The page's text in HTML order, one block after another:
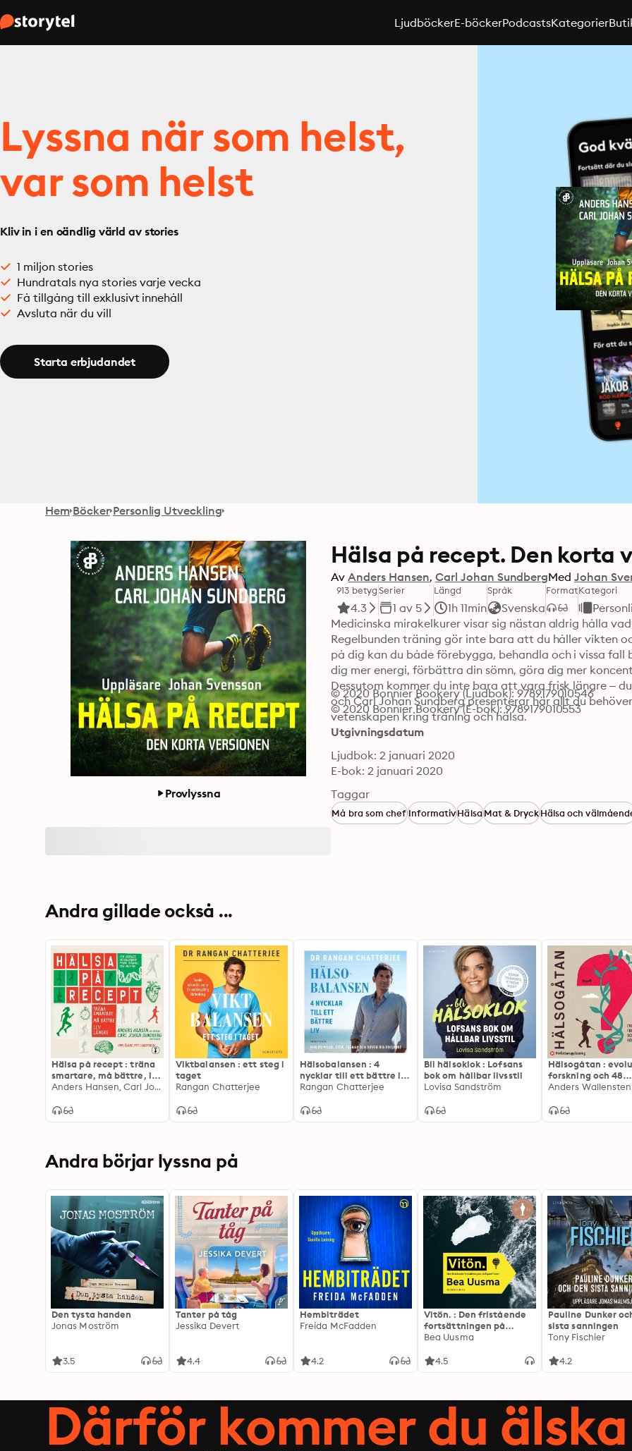
LjudböckerE-böckerPodcastsKategorier
Lyssna när som helst,
var som helst
Kliv in i en oändlig värld av stories
1 miljon stories
Hundratals nya stories varje vecka
Få tillgång till exklusivt innehåll
Avsluta när du vill
Starta erbjudandet
Hem Böcker Personlig Utveckling
Provlyssna
Hälsa på recept. Den korta
Av Anders Hansen Carl Johan SundbergMed Johan
913 betyg
4.3
Serier
1 av 5
Längd
1h 11min
Språk
Svenska
FormatKategori
Medicinska mirakelkurer visar sig nästan aldrig hålla
Regelbunden träning gör inte bara att du håller vikten
på dig kan du både förebygga, behandla och i vissa
dig mer energi, förbättra din sömn, göra dig mer
Dessutom kommer du inte bara att vara frisk längre –
och Carl Johan Sundberg presenterar här allt du
vetenskapen kring träning och hälsa.
© 2020 Bonnier Bookery (Ljudbok): 9789179010546
© 2020 Bonnier Bookery (E-bok): 9789179010553
Utgivningsdatum
Ljudbok: 2 januari 2020
E-bok: 2 januari 2020
Taggar
Må bra som chefInformativHälsaMat & DryckHälsa och
Andra gillade också ...
Hälsa på recept : träna
smartare, må bättre, lev
längre
Anders Hansen, Carl Johan Sundberg
Viktbalansen : ett steg i
taget
Rangan Chatterjee
Hälsobalansen : 4
nycklar till ett bättre liv
- hur du vilar, äter,
friskare
Rangan Chatterjee
Bli hälsoklok : Lofsans
bok om hållbar livsstil
Lovisa Sandström
Hälsogåtan :
forskning och 48
konkreta råd
Anders Wallensten
Andra börjar lyssna på
Den tysta handen
Jonas Moström
3.5
Tanter på tåg
Jessika Devert
4.4
Hembiträdet
Freida McFadden
4.2
Vitön. : Den fristående
fortsättningen på
Expeditionen
Bea Uusma
4.5
Pauline Dunker
sista sanningen
Tony Fischier
4.2
Därför kommer du